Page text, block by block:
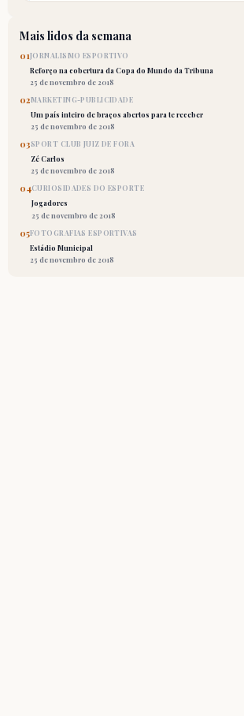
Mais lidos da semana
01JORNALISMO ESPORTIVO
Reforço na cobertura da Copa do Mundo da Tribuna
25 de novembro de 2018
02MARKETING-PUBLICIDADE
Um país inteiro de braços abertos para te receber
25 de novembro de 2018
03SPORT CLUB JUIZ DE FORA
Zé Carlos
25 de novembro de 2018
04CURIOSIDADES DO ESPORTE
Jogadores
25 de novembro de 2018
05FOTOGRAFIAS ESPORTIVAS
Estádio Municipal
25 de novembro de 2018